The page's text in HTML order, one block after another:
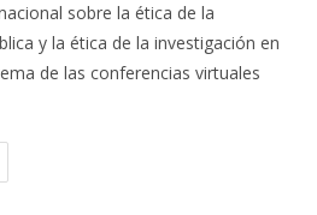
sobre la ética de la
y la ética de la investigación en
de las conferencias virtuales